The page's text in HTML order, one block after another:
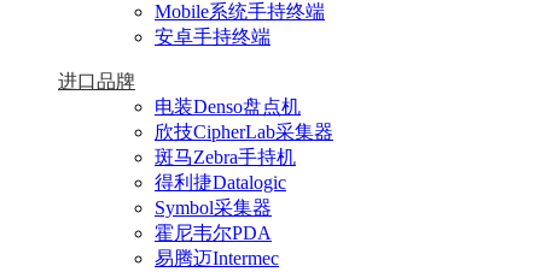
Mobile系统手持终端
安卓手持终端
进口品牌
电装Denso盘点机
欣技CipherLab采集器
斑马Zebra手持机
得利捷Datalogic
Symbol采集器
霍尼韦尔PDA
易腾迈Intermec